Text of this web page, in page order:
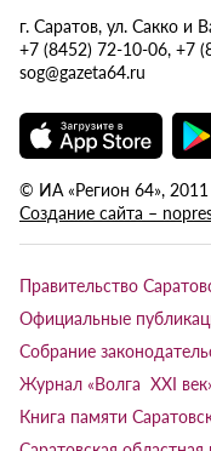
г. Саратов, ул. Сакко и
+7 (8452) 72-10-06, +7
sog@gazeta64.ru
© ИА «Регион 64»,
Создание сайта –
Правительство
Официальные
Собрание
Журнал «Волга XXI
Книга памяти